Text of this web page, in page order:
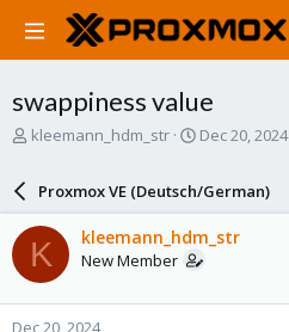
swappiness value
T
a
d
s
t
a
r
kleemann_hdm_str
S
r
t
d
a
e
Dec 20, 2024
Proxmox VE (Deutsch/German)
K kleemann_hdm_str
New Member
Dec 20, 2024